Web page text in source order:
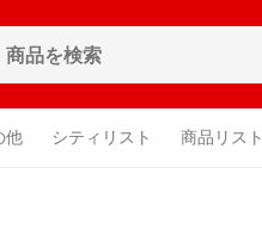
他 シティリスト 商品リスト